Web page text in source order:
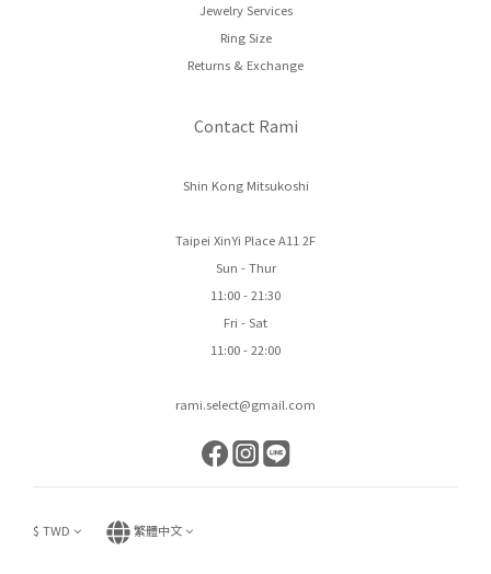
Jewelry Services
Ring Size
Returns & Exchange
Contact Rami
Shin Kong Mitsukoshi
Taipei XinYi Place A11 2F
Sun - Thur
11:00 - 21:30
Fri - Sat
11:00 - 22:00
rami.select@gmail.com
$ TWD 繁體中文